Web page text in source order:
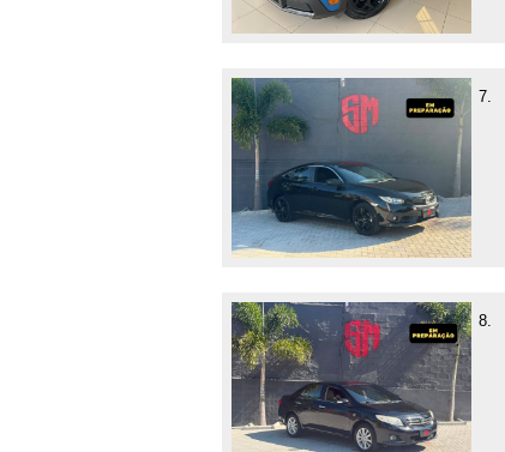
7.
8.